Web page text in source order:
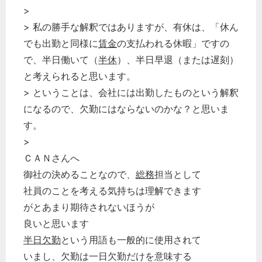
>
> 私の勝手な解釈ではありますが、有休は、「休ん
でも出勤と同様に賃金の支払われる休暇」ですの
で、半日働いて（半休）、半日早退（または遅刻）
と考えられると思います。
> ということは、会社には出勤したものという解釈
になるので、欠勤にはならないのかな？と思いま
す。
>
ＣＡＮさんへ
御社の決めることなので、 総務担当として
社員のことを考える気持ちは理解できます
がとあまり期待されないほうが
良いと思います
半日欠勤という用語も一般的に使用されて
いまし、欠勤は一日欠勤だけを意味する